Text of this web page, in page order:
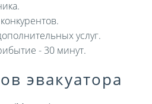
услуг.
- 30 минут.
эвакуатора